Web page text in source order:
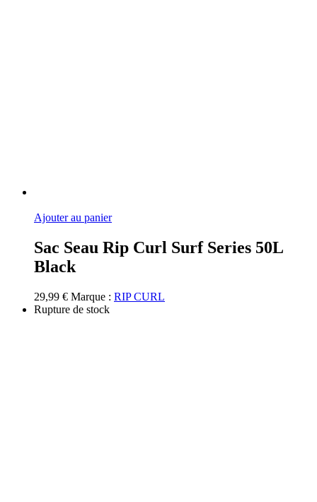
Ajouter au panier
Sac Seau Rip Curl Surf Series 50L
Black
29,99 € Marque : RIP CURL
Rupture de stock